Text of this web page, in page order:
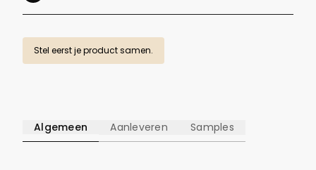
Stel eerst je product samen.
Algemeen Aanleveren Samples